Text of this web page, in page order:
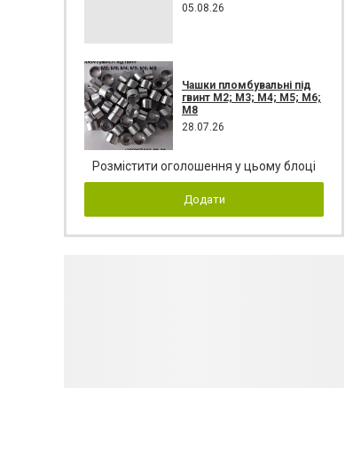
05.08.26
Чашки пломбувальні під
гвинт М2; М3; М4; М5; М6;
М8
28.07.26
Розмістити оголошення у цьому блоці
Додати